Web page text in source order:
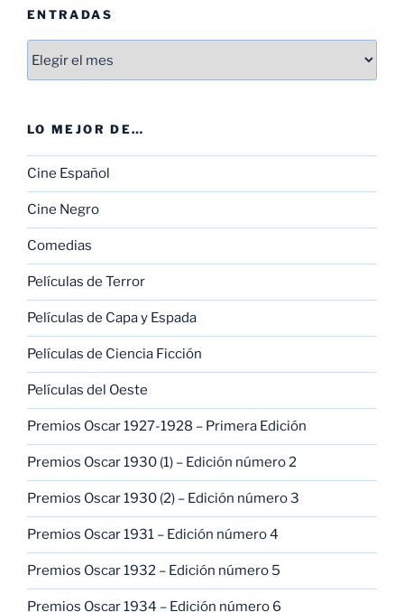
ENTRADAS
LO MEJOR DE…
Cine Español
Cine Negro
Comedias
Películas de Terror
Películas de Capa y Espada
Películas de Ciencia Ficción
Películas del Oeste
Premios Oscar 1927-1928 – Primera Edición
Premios Oscar 1930 (1) – Edición número 2
Premios Oscar 1930 (2) – Edición número 3
Premios Oscar 1931 – Edición número 4
Premios Oscar 1932 – Edición número 5
Premios Oscar 1934 – Edición número 6